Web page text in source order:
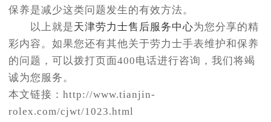
保养是减少这类问题发生的有效方法。
以上就是天津劳力士售后服务中心为您分享的精
彩内容。如果您还有其他关于劳力士手表维护和保养
的问题，可以拨打页面400电话进行咨询，我们将竭
诚为您服务。
本文链接：http://www.tianjin-
rolex.com/cjwt/1023.html